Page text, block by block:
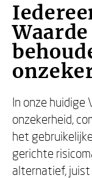
In onze huidige
onzekerheid,
het
gerichte
alternatief,